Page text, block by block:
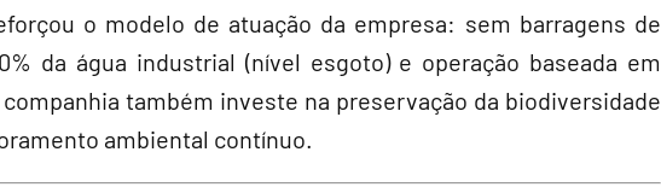
o modelo de atuação da empresa: sem barragens de
da água industrial (nível esgoto) e operação baseada em
também investe na preservação da biodiversidade
ambiental contínuo.